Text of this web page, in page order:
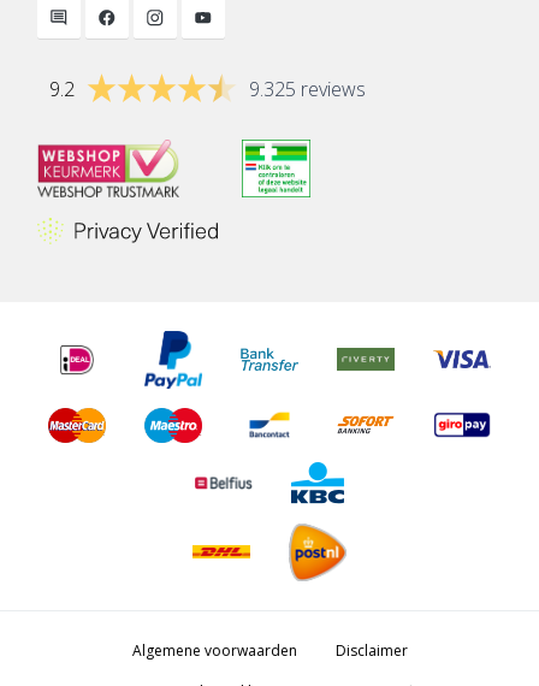
9.2 9.325 reviews
Algemene voorwaarden
Disclaimer